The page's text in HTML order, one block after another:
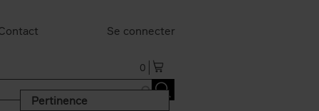
Se connecter
0
Pertinence